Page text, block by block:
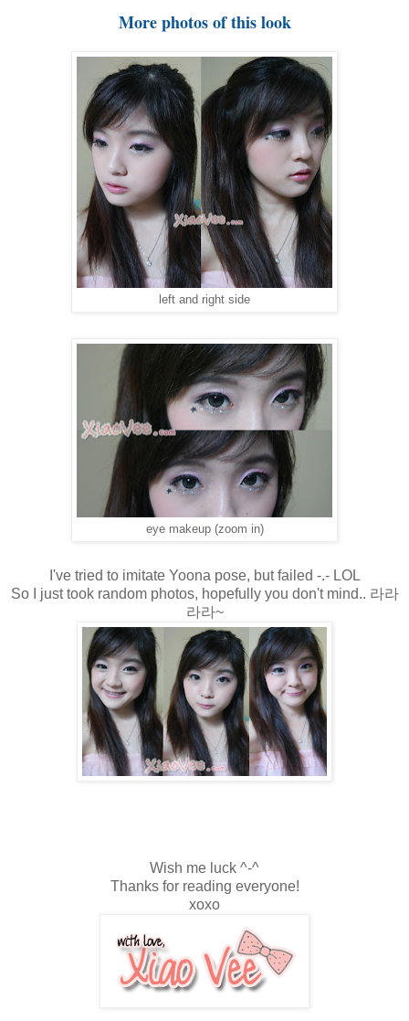
More photos of this look
left and right side
eye makeup (zoom in)
I've tried to imitate Yoona pose, but failed -.- LOL
So I just took random photos, hopefully you don't mind.. 라라
라라~
Wish me luck ^-^
Thanks for reading everyone!
xoxo